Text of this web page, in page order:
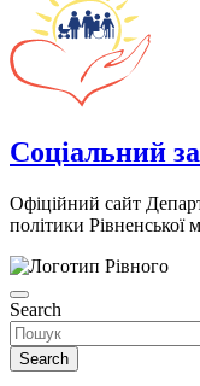
Соціальний
Офіційний сайт
політики Рівненської
Search
Search